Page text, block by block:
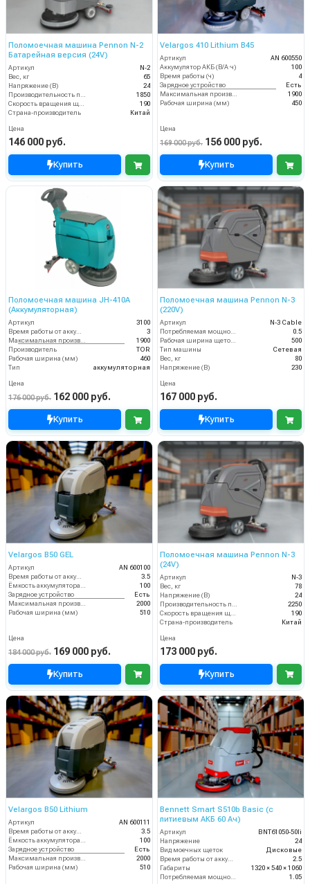
Поломоечная машина Pennon N-2
Батарейная версия (24V)
Артикул
N-2
Вес, кг
65
Напряжение (В)
24
Производительность по площади (м2/ч)
1850
Скорость вращения щётки (об/мин)
190
Страна-производитель
Китай
Цена
146 000 руб.
Купить
Velargos 410 Lithium B45
Артикул
AN 600550
Аккумулятор АКБ (В/А·ч)
100
Время работы (ч)
4
Зарядное устройство
Есть
Максимальная производительность (кв.м/час)
1900
Рабочая ширина (мм)
450
Цена
169 000 руб. 156 000 руб.
Купить
Поломоечная машина JH-410A
(Аккумуляторная)
Артикул
3100
Время работы от аккумуляторов (ч)
3
Максимальная производительность (кв.м/час)
1900
Производитель
TOR
Рабочая ширина (мм)
460
Тип
аккумуляторная
Цена
176 000 руб. 162 000 руб.
Купить
Поломоечная машина Pennon N-3
(220V)
Артикул
N-3 Cable
Потребляемая мощность (кВт)
0.5
Рабочая ширина щеток (мм)
500
Тип машины
Сетевая
Вес, кг
80
Напряжение (В)
230
Цена
167 000 руб.
Купить
Velargos B50 GEL
Артикул
AN 600100
Время работы от аккумуляторов (ч)
3.5
100
Зарядное устройство
Есть
2000
Рабочая ширина (мм)
510
Цена
184 000 руб. 169 000 руб.
Купить
Поломоечная машина Pennon N-3
(24V)
Артикул
N-3
Вес, кг
78
Напряжение (В)
24
2250
190
Страна-производитель
Китай
Цена
173 000 руб.
Купить
Velargos B50 Lithium
Артикул
AN 600111
Время работы от аккумуляторов (ч)
3.5
100
Зарядное устройство
Есть
2000
Рабочая ширина (мм)
510
Bennett Smart S510b Basic (с
литиевым АКБ 60 Ач)
Артикул
BNT61050-50li
Напряжение
24
Вид моечных щеток
Дисковые
Время работы от аккумуляторов (ч)
2.5
Габариты
1320 × 540 × 1060
1.05